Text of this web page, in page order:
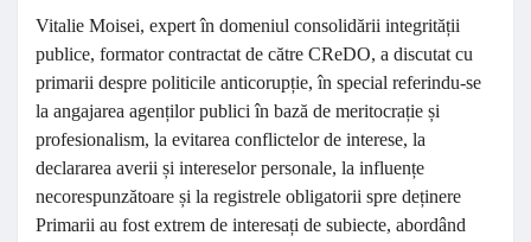
Vitalie Moisei, expert în domeniul consolidării integrității
publice, formator contractat de către CReDO, a discutat cu
primarii despre politicile anticorupție, în special referindu-se
la angajarea agenților publici în bază de meritocrație și
profesionalism, la evitarea conflictelor de interese, la
declararea averii și intereselor personale, la influențe
necorespunzătoare și la registrele obligatorii spre deținere
Primarii au fost extrem de interesați de subiecte, abordând